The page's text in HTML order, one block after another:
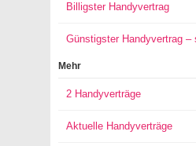
Billigster Handyvertrag
Günstigster Handyvertrag –
Mehr
2 Handyverträge
Aktuelle Handyverträge